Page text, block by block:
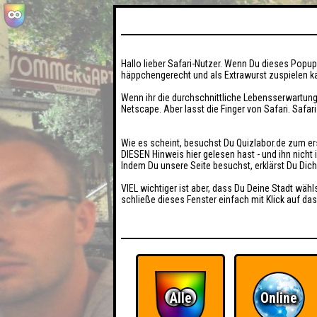
Hallo lieber Safari-Nutzer. Wenn Du dieses
häppchengerecht und als Extrawurst zuspielen
Wenn ihr die durchschnittliche
Netscape. Aber lasst die Finger von Safari.
Wie es scheint, besuchst Du Quizlabor.de zum
DIESEN Hinweis hier gelesen hast - und ihn
Indem Du unsere Seite besuchst, erklärst Du
VIEL wichtiger ist aber, dass Du Deine Stadt
schließe dieses Fenster einfach mit Klick auf
Alle Online